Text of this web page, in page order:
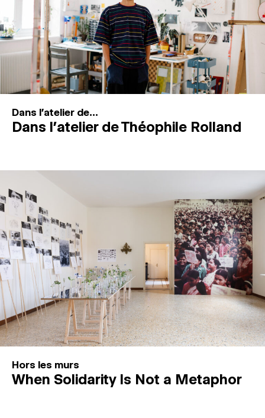
ESPACES DE PRATIQUE ARTISTIQUE ↓
Recherche
Connexion
Dans l'atelier de...
Dans l’atelier de Théophile Rolland
Hors les murs
When Solidarity Is Not a Metaphor